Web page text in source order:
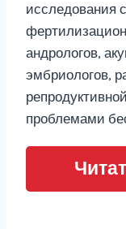
исследования
андрологов,
эмбриологов,
проблемами